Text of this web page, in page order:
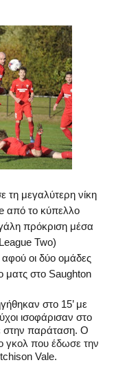
τη μεγαλύτερη νίκη
από το κύπελλο
πρόκριση μέσα
League Two)
οι δύο ομάδες
ματς στο Saughton
στο 15’με
ισοφάρισαν στο
στην παράταση. Ο
γκολ που έδωσε την
Vale.